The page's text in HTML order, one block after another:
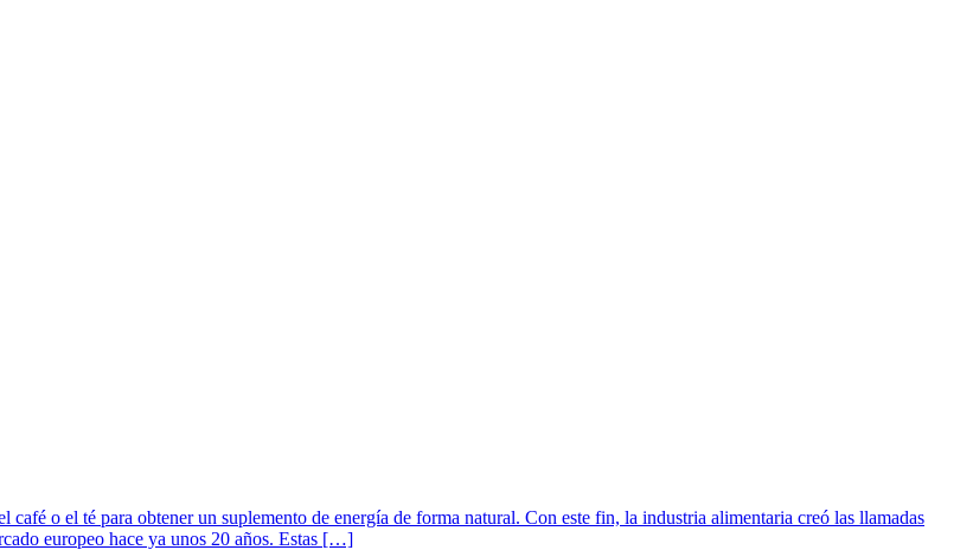
o el té para obtener un suplemento de energía de forma natural. Con este fin, la industria alimentaria creó las llamadas
europeo hace ya unos 20 años. Estas […]